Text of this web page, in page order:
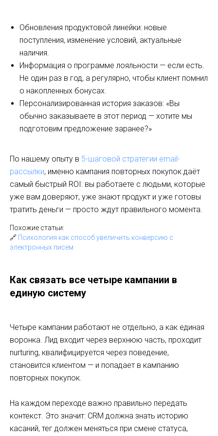
Обновления продуктовой линейки: новые
поступления, изменение условий, актуальные
наличия.
Информация о программе лояльности — если есть.
Не один раз в год, а регулярно, чтобы клиент помнил
о накопленных бонусах.
Персонализированная история заказов: «Вы
обычно заказываете в этот период — хотите мы
подготовим предложение заранее?»
По нашему опыту в 5-шаговой стратегии email-
рассылки, именно кампания повторных покупок даёт
самый быстрый ROI: вы работаете с людьми, которые
уже вам доверяют, уже знают продукт и уже готовы
тратить деньги — просто ждут правильного момента.
Похожие статьи:
🔗 Психология как способ увеличить конверсию с
электронных писем
Как связать все четыре кампании в
единую систему
Четыре кампании работают не отдельно, а как единая
воронка. Лид входит через верхнюю часть, проходит
nurturing, квалифицируется через поведение,
становится клиентом — и попадает в кампанию
повторных покупок.
На каждом переходе важно правильно передать
контекст. Это значит: CRM должна знать историю
касаний, тег должен меняться при смене статуса,